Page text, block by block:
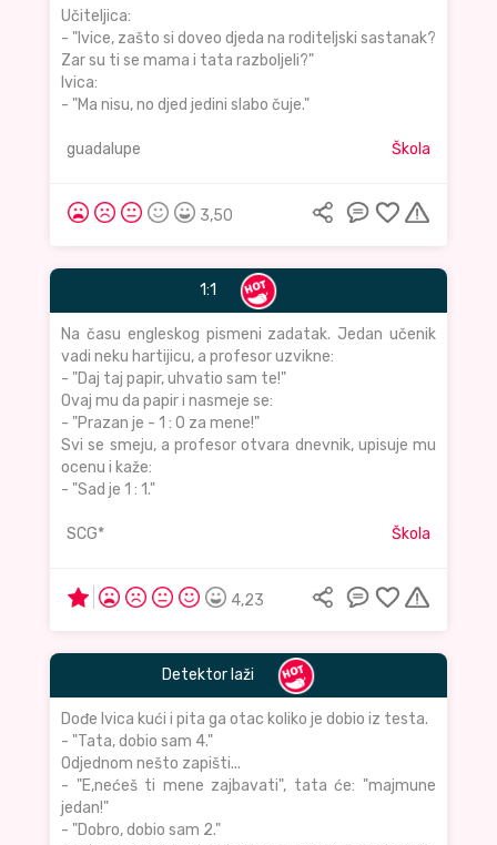
Učiteljica:
- "Ivice, zašto si doveo djeda na roditeljski sastanak?
Zar su ti se mama i tata razboljeli?"
Ivica:
- "Ma nisu, no djed jedini slabo čuje."
guadalupe Škola
3,50
1:1
Na času engleskog pismeni zadatak. Jedan učenik
vadi neku hartijicu, a profesor uzvikne:
- "Daj taj papir, uhvatio sam te!"
Ovaj mu da papir i nasmeje se:
- "Prazan je - 1 : 0 za mene!"
Svi se smeju, a profesor otvara dnevnik, upisuje mu
ocenu i kaže:
- "Sad je 1 : 1."
SCG* Škola
4,23
Detektor laži
Dođe Ivica kući i pita ga otac koliko je dobio iz testa.
- "Tata, dobio sam 4."
Odjednom nešto zapišti...
- "E,nećeš ti mene zajbavati", tata će: "majmune
jedan!"
- "Dobro, dobio sam 2."